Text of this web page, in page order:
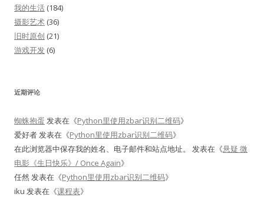
我的生活 (184)
摄影艺术 (36)
旧时原创 (21)
游戏开发 (6)
近期评论
蜘蛛抱蛋 发表在《Python里使用zbar识别二维码》
爱好者发表在《Python里使用zbar识别二维码》
在此浏览器中保存我的姓名、电子邮件和站点地址。
发表在《悬疑 微
电影《生日快乐》/ Once Again》
任然 发表在《Python里使用zbar识别二维码》
iku 发表在《课程表》